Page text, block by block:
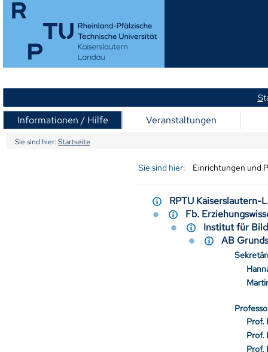
S
Informationen / Hilfe Veranstaltungen
Sie sind hier: Startseite
Sie sind hier: Einrichtungen und
RPTU
Fb.
Institut für
AB
Prof.
Prof.
Prof.